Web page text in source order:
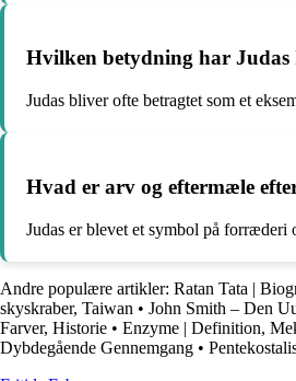
Hvilken betydning har
Judas bliver ofte betragtet som et
Hvad er arv og eftermæle
Judas er blevet et symbol på forræderi
Andre populære artikler: Ratan Tata |
skyskraber, Taiwan • John Smith – Den
Farver, Historie • Enzyme | Definition,
Dybdegående Gennemgang •